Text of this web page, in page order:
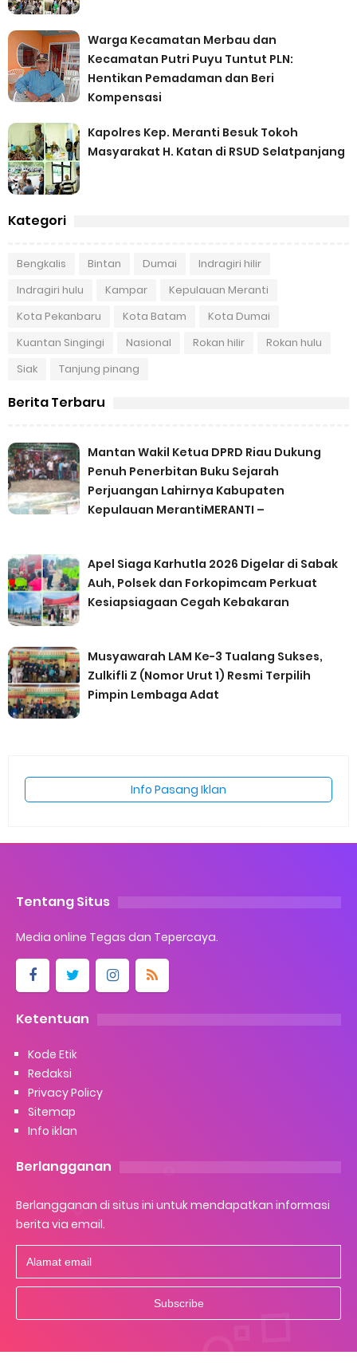
Warga Kecamatan Merbau dan
Kecamatan Putri Puyu Tuntut PLN:
Hentikan Pemadaman dan Beri
Kompensasi
Kapolres Kep. Meranti Besuk Tokoh
Masyarakat H. Katan di RSUD Selatpanjang
Kategori
Bengkalis Bintan Dumai
Indragiri hilir
Indragiri hulu
Kampar
Kepulauan Meranti
Kota Pekanbaru
Kota Batam
Kota Dumai
Kuantan Singingi
Nasional Rokan hilir
Rokan hulu
Siak
Tanjung pinang
Berita Terbaru
Mantan Wakil Ketua DPRD Riau Dukung
Penuh Penerbitan Buku Sejarah
Perjuangan Lahirnya Kabupaten
Kepulauan MerantiMERANTI –
Apel Siaga Karhutla 2026 Digelar di Sabak
Auh, Polsek dan Forkopimcam Perkuat
Kesiapsiagaan Cegah Kebakaran
Musyawarah LAM Ke-3 Tualang Sukses,
Zulkifli Z (Nomor Urut 1) Resmi Terpilih
Pimpin Lembaga Adat
Info Pasang Iklan
Tentang Situs
Media online Tegas dan Tepercaya.
Ketentuan
Kode Etik
Redaksi
Privacy Policy
Sitemap
Info iklan
Berlangganan
Berlangganan di situs ini untuk mendapatkan informasi
berita via email.